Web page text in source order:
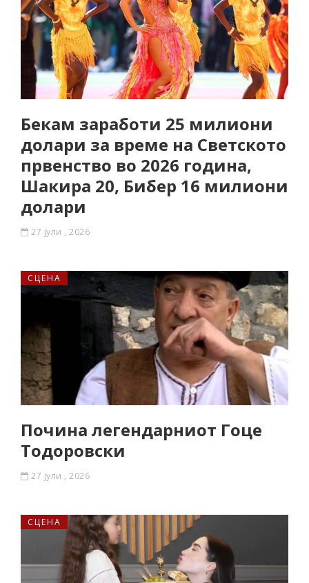
Бекам заработи 25 милиони
долари за време на Светското
првенство во 2026 година,
Шакира 20, Бибер 16 милиони
долари
27 јули , 2026
СЦЕНА
Почина легендарниот Гоце
Тодоровски
27 јули , 2026
СЦЕНА